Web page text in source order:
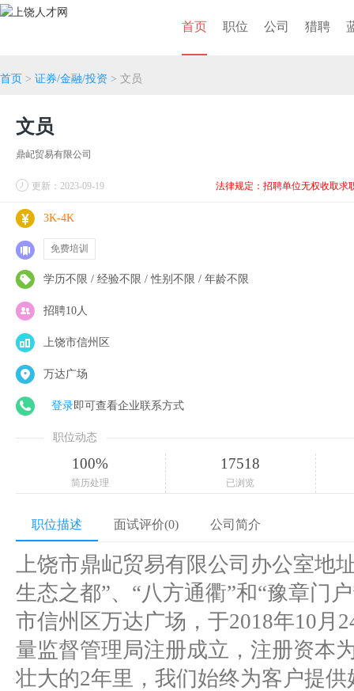
首页 职位 公司 猎聘
首页 > 证券/金融/投资 > 文员
文员
鼎屺贸易有限公司
更新：2023-09-19 法律规定：招聘单位无权收取求
3K-4K
免费培训
学历不限 / 经验不限 / 性别不限 / 年龄不限
招聘10人
上饶市信州区
万达广场
登录即可查看企业联系方式
职位动态
100%
简历处理
17518
已浏览
职位描述 面试评价(0) 公司简介
上饶市鼎屺贸易有限公司办公室地
生态之都”、“八方通衢”和“豫章门
市信州区万达广场，于2018年10月
量监督管理局注册成立，注册资本
壮大的2年里，我们始终为客户提